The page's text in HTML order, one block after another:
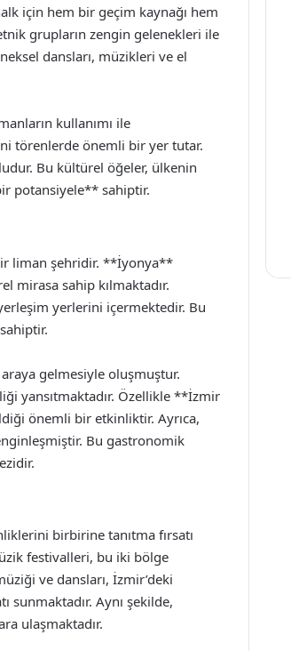
için hem bir geçim kaynağı hem
grupların zengin gelenekleri ile
dansları, müzikleri ve el
kullanımı ile
törenlerde önemli bir yer tutar.
Bu kültürel öğeler, ülkenin
potansiyele** sahiptir.
liman şehridir. **İyonya**
mirasa sahip kılmaktadır.
yerlerini içermektedir. Bu
gelmesiyle oluşmuştur.
yansıtmaktadır. Özellikle **İzmir
önemli bir etkinliktir. Ayrıca,
Bu gastronomik
birbirine tanıtma fırsatı
festivalleri, bu iki bölge
ve dansları, İzmir’deki
sunmaktadır. Aynı şekilde,
ulaşmaktadır.